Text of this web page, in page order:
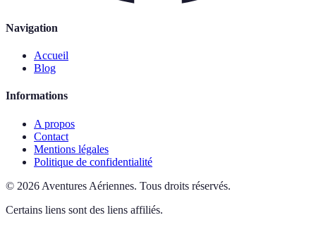
Navigation
Accueil
Blog
Informations
A propos
Contact
Mentions légales
Politique de confidentialité
© 2026 Aventures Aériennes. Tous droits réservés.
Certains liens sont des liens affiliés.